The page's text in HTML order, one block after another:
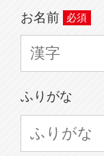
お名前
ふりがな